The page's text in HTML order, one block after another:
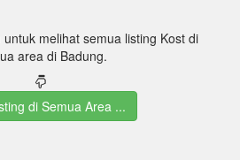
melihat semua listing Kost di
area di Badung.
di Semua Area ...